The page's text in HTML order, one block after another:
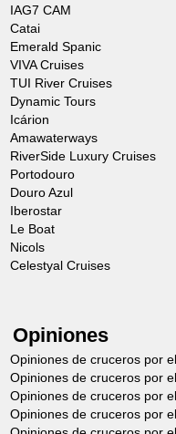
IAG7 CAM
Catai
Emerald Spanic
VIVA Cruises
TUI River Cruises
Dynamic Tours
Icárion
Amawaterways
RiverSide Luxury Cruises
Portodouro
Douro Azul
Iberostar
Le Boat
Nicols
Celestyal Cruises
Opiniones
Opiniones de cruceros por
Opiniones de cruceros por
Opiniones de cruceros por
Opiniones de cruceros por